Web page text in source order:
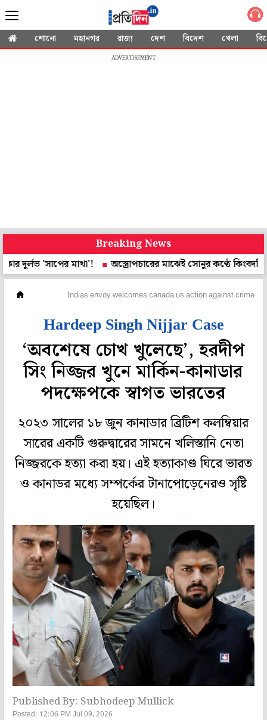
শোনো মহানগর রাজ্য দেশ বিদেশ খেলা
ADVERTISEMENT
Breaking News
'সাপের মাথা'!
অস্ত্রোপচারের মাঝেই সোনুর কণ্ঠে কিংবদন্তি রফির
Indias envoy welcomes canada us action against crime
Hardeep Singh Nijjar Case
‘অবশেষে চোখ খুলেছে’, হরদীপ
সিং নিজ্জর খুনে মার্কিন-কানাডার
পদক্ষেপকে স্বাগত ভারতের
২০২৩ সালের ১৮ জুন কানাডার ব্রিটিশ কলম্বিয়ার
সারের একটি গুরুদ্বারের সামনে খলিস্তানি নেতা
নিজ্জরকে হত্যা করা হয়। এই হত্যাকাণ্ড ঘিরে ভারত
ও কানাডর মধ্যে সম্পর্কের টানাপোড়েনেরও সৃষ্টি
হয়েছিল।
Published By: Subhodeep Mullick
Posted: 12:06 PM Jul 09, 2026